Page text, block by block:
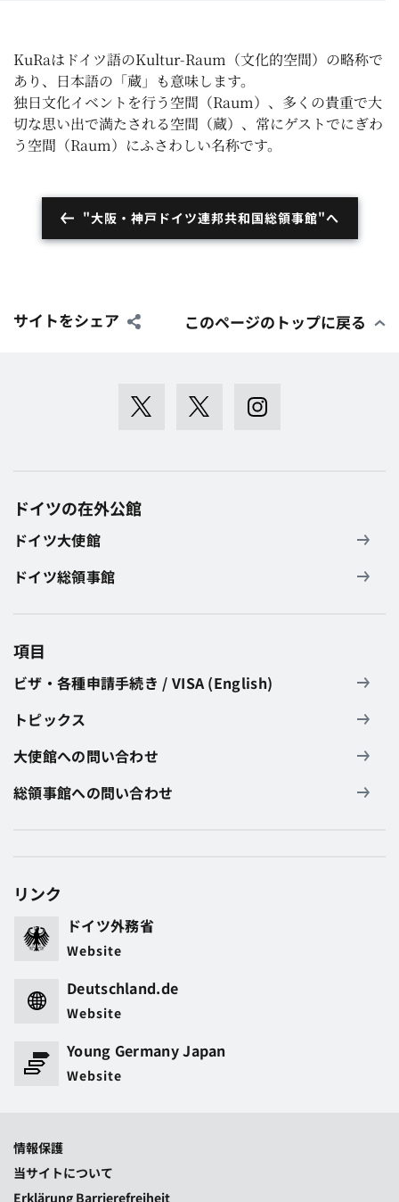
KuRaはドイツ語のKultur-Raum（文化的空間）の略称で
あり、日本語の「蔵」も意味します。
独日文化イベントを行う空間（Raum）、多くの貴重で大
切な思い出で満たされる空間（蔵）、常にゲストでにぎわ
う空間（Raum）にふさわしい名称です。
"大阪・神戸ドイツ連邦共和国総領事館"へ
サイトをシェア このページのトップに戻る
ドイツの在外公館
ドイツ大使館
ドイツ総領事館
項目
ビザ・各種申請手続き / VISA (English)
トピックス
大使館への問い合わせ
総領事館への問い合わせ
リンク
ドイツ外務省
Website
Deutschland.de
Website
Young Germany Japan
Website
情報保護
当サイトについて
Erklärung Barrierefreiheit